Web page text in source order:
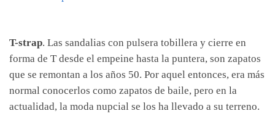
T-strap. Las sandalias con pulsera tobillera y cierre en
forma de T desde el empeine hasta la puntera, son zapatos
que se remontan a los años 50. Por aquel entonces, era más
normal conocerlos como zapatos de baile, pero en la
actualidad, la moda nupcial se los ha llevado a su terreno.